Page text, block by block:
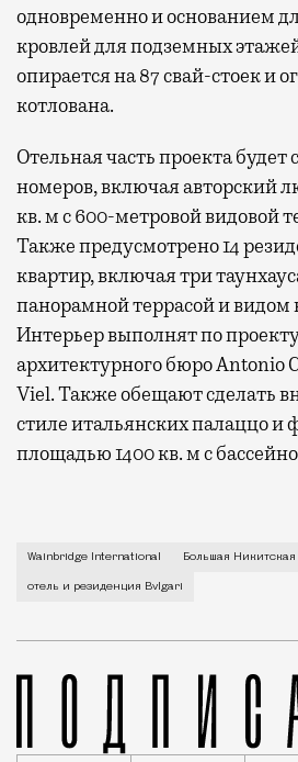
одновременно и основанием
кровлей для подземных
опирается на 87 свай-стоек и
котлована.
Отельная часть проекта будет
номеров, включая авторский
кв. м с 600-метровой видовой
Также предусмотрено 14
квартир, включая три
панорамной террасой и видом
Интерьер выполнят по
архитектурного бюро
Viel. Также обещают сделать
стиле итальянских палаццо и
площадью 1400 кв. м с
Прямо сейчас их уже строят
Wainbridge International Большая Никитская
отель и резиденция Bvlgari